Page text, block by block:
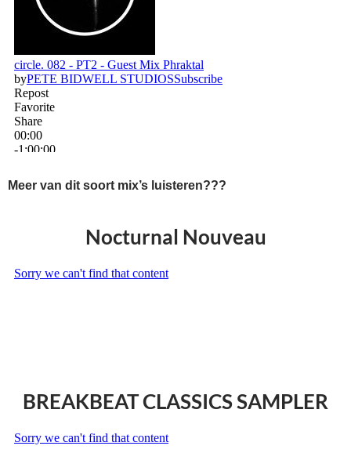
Meer van dit soort mix’s luisteren???
Nocturnal Nouveau
BREAKBEAT CLASSICS SAMPLER